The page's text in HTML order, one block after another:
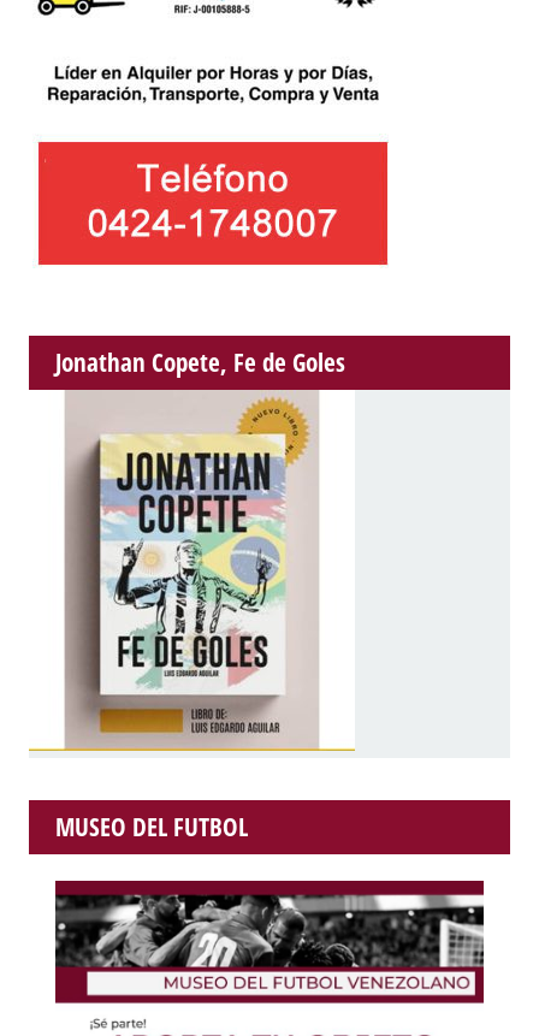
Jonathan Copete, Fe de Goles
MUSEO DEL FUTBOL